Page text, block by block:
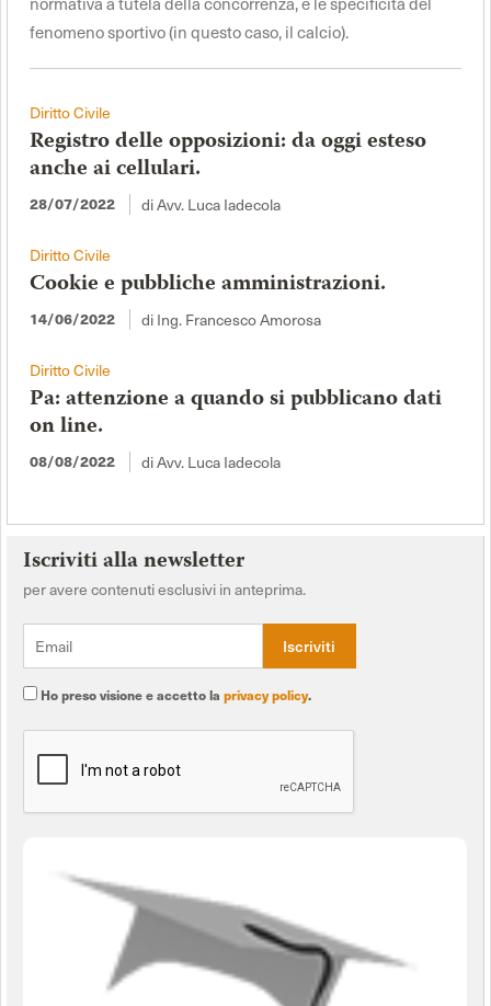
fenomeno sportivo (in questo caso, il calcio).
Diritto Civile
Registro delle opposizioni: da oggi esteso
anche ai cellulari.
28/07/2022 di Avv. Luca Iadecola
Diritto Civile
Cookie e pubbliche amministrazioni.
14/06/2022 di Ing. Francesco Amorosa
Diritto Civile
Pa: attenzione a quando si pubblicano dati
on line.
08/08/2022 di Avv. Luca Iadecola
Iscriviti alla newsletter
per avere contenuti esclusivi in anteprima.
Ho preso visione e accetto la privacy policy.